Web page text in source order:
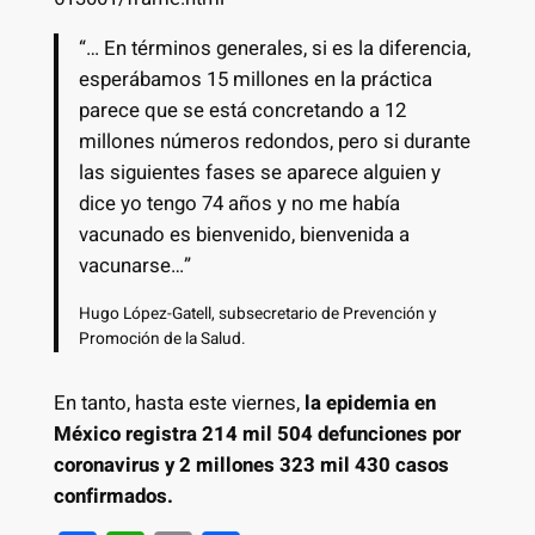
“… En términos generales, si es la diferencia,
esperábamos 15 millones en la práctica
parece que se está concretando a 12
millones números redondos, pero si durante
las siguientes fases se aparece alguien y
dice yo tengo 74 años y no me había
vacunado es bienvenido, bienvenida a
vacunarse…”
Hugo López-Gatell, subsecretario de Prevención y
Promoción de la Salud.
En tanto, hasta este viernes, la epidemia en
México registra 214 mil 504 defunciones por
coronavirus y 2 millones 323 mil 430 casos
confirmados.